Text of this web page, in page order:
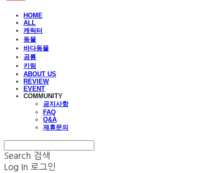
HOME
ALL
캐릭터
동물
바다동물
공룡
키링
ABOUT US
REVIEW
EVENT
COMMUNITY
공지사항
FAQ
Q&A
제휴문의
Search 검색
Log In 로그인